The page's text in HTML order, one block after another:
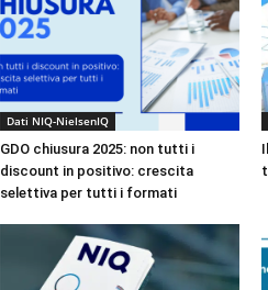
Dati NIQ-NielsenIQ
GDO chiusura 2025: non tutti i
discount in positivo: crescita
selettiva per tutti i formati